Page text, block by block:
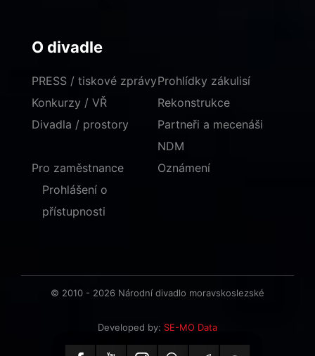
O divadle
PRESS / tiskové zprávy
Konkurzy / VŘ
Divadla / prostory
Prohlídky zákulisí
Rekonstrukce
Partneři a mecenáši
NDM
Pro zaměstnance
Oznámení
Prohlášení o
přístupnosti
© 2010 - 2026 Národní divadlo moravskoslezské
Developed by: SE-MO Data